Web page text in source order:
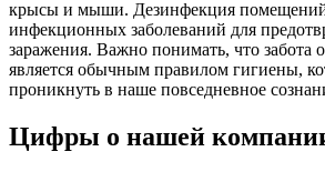
крысы и мыши. Дезинфекция
инфекционных заболеваний для
заражения. Важно понимать, что забота
является обычным правилом гигиены,
проникнуть в наше повседневное
Цифры о нашей